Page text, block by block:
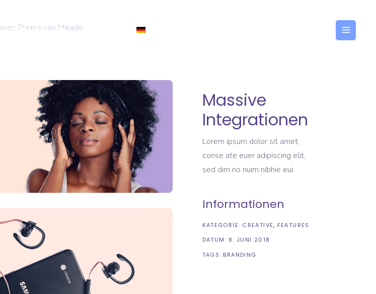
CARIMMAT ADS
Thema von Mikado
Massive
Integrationen
Lorem ipsum dolor sit amet,
conse ate euer adipiscing elit,
sed dim no nuim nibhie eui.
Informationen
KATEGORIE: CREATIVE FEATURES
DATUM: 8. JUNI 2018
TAGS: BRANDING